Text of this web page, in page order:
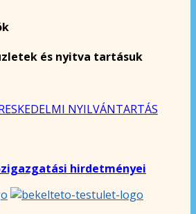
és nyitva tartásuk
NYILVÁNTARTÁS
hirdetményei